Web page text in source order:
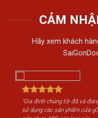
CẢM
Hãy xem khách
"Gia đình chúng tôi đã và
sử dụng các sản phẩm cửa